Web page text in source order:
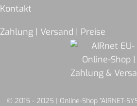
Kontakt
Zahlung | Versand | Preise
© 2015 - 2025 | Online-Shop "AIRNET-